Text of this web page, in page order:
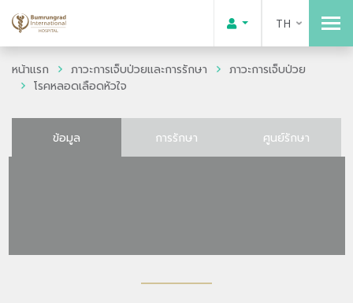
TH
หน้าแรก ภาวะการเจ็บป่วยและการรักษา
ภาวะการเจ็บป่วย
โรคหลอดเลือดหัวใจ
ข้อมูล การรักษา ศูนย์รักษา